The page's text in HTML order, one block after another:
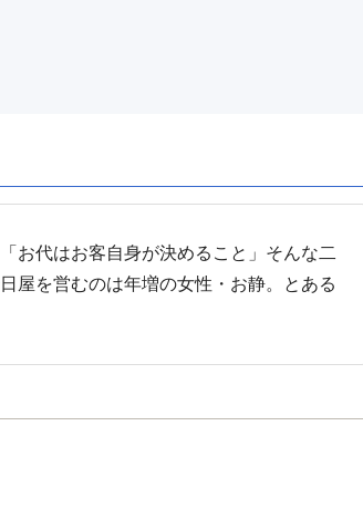
お代はお客自身が決めること」そんな二
屋を営むのは年増の女性・お静。とある